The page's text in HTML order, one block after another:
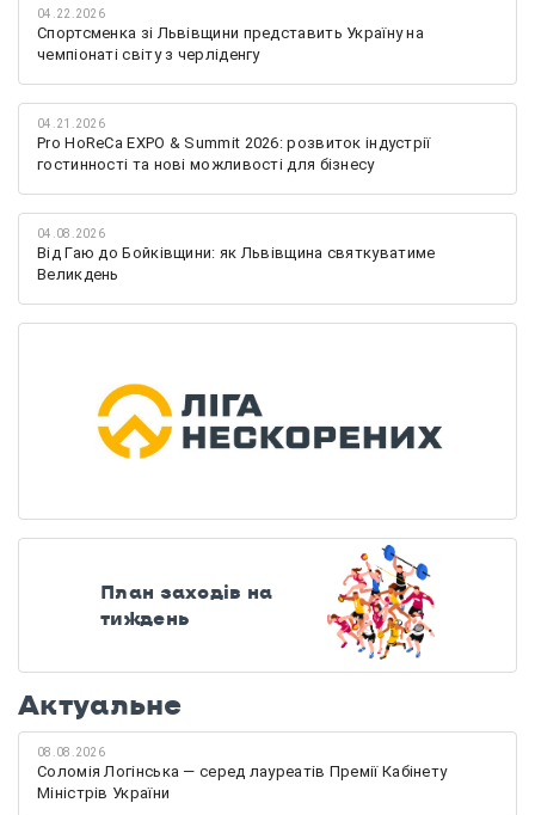
04.22.2026
Спортсменка зі Львівщини представить Україну на
чемпіонаті світу з черліденгу
04.21.2026
Pro HoReCa EXPO & Summit 2026: розвиток індустрії
гостинності та нові можливості для бізнесу
04.08.2026
Від Гаю до Бойківщини: як Львівщина святкуватиме
Великдень
План заходів на
тиждень
Актуальне
08.08.2026
Соломія Логінська — серед лауреатів Премії Кабінету
Міністрів України